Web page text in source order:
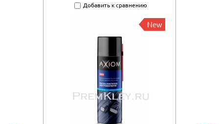
Добавить к сравнению
New